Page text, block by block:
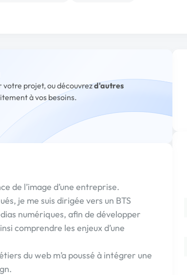
votre projet, ou découvrezd'autres
à vos besoins.
de l’image d’une entreprise.
je me suis dirigée vers un BTS
numériques, afin de développer
comprendre les enjeux d’une
du web m’a poussé à intégrer une